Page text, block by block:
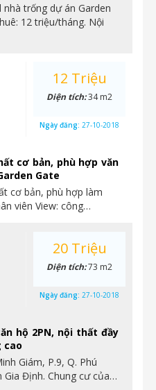
trống dự án Garden
12 triệu/tháng. Nội
cơ bản, phù hợp văn
Gate
cơ bản, phù hợp làm
viên View: công…
12 Triệu
Diện tích:34 m2
Ngày đăng: 27-10-2018
hộ 2PN, nội thất đầy
cao
Giám, P.9, Q. Phú
Gia Định. Chung cư của…
20 Triệu
Diện tích:73 m2
Ngày đăng: 27-10-2018